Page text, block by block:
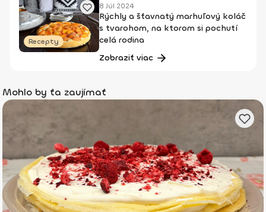
Recepty
8 Júl 2024
Rýchly a šťavnatý marhuľový koláč
s tvarohom, na ktorom si pochutí
celá rodina
Zobraziť viac
Mohlo by ťa zaujímať